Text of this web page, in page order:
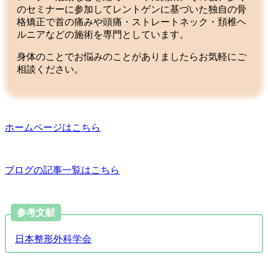
のセミナーに参加してレントゲンに基づいた独自の骨
格矯正で首の痛みや頭痛・ストレートネック・頚椎ヘ
ルニアなどの施術を専門としています。
身体のことでお悩みのことがありましたらお気軽にご
相談ください。
ホームページはこちら
ブログの記事一覧はこちら
参考文献
日本整形外科学会